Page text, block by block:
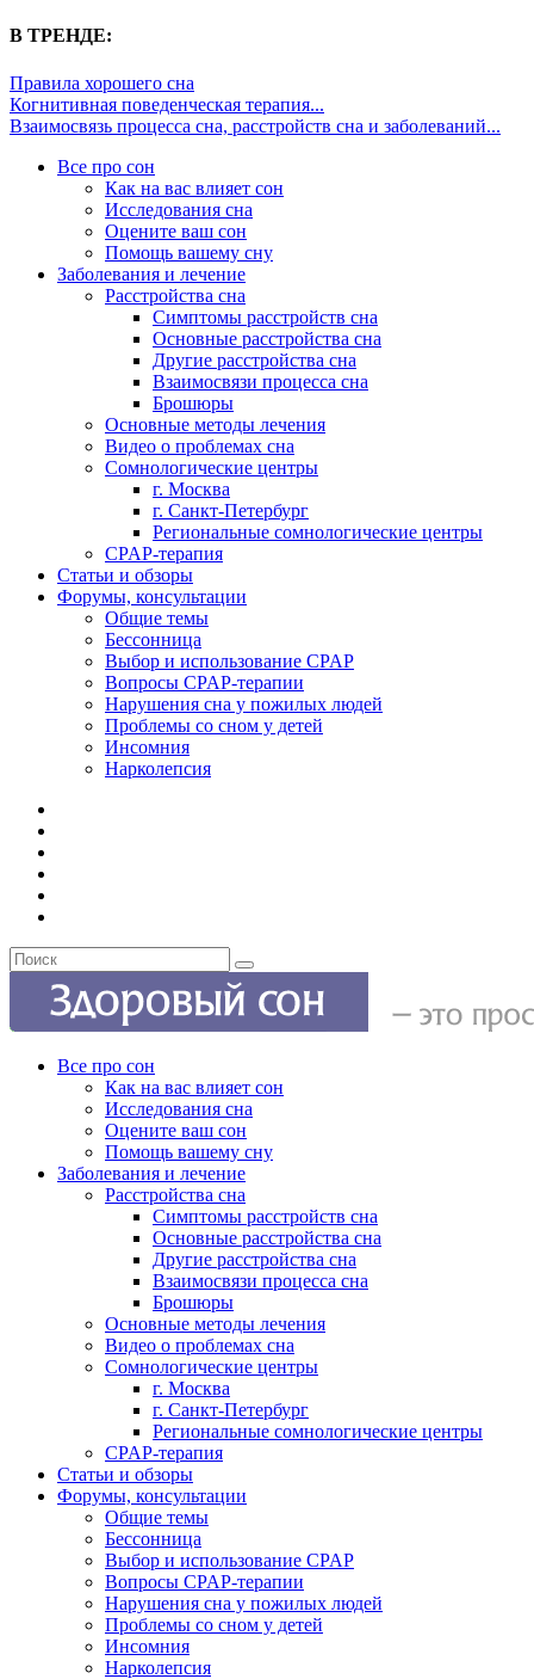
В ТРЕНДЕ:
Правила хорошего сна
Когнитивная поведенческая терапия...
Взаимосвязь процесса сна, расстройств сна и заболеваний...
Все про сон
Как на вас влияет сон
Исследования сна
Оцените ваш сон
Помощь вашему сну
Заболевания и лечение
Расстройства сна
Симптомы расстройств сна
Основные расстройства сна
Другие расстройства сна
Взаимосвязи процесса сна
Брошюры
Основные методы лечения
Видео о проблемах сна
Сомнологические центры
г. Москва
г. Санкт-Петербург
Региональные сомнологические центры
CPAP-терапия
Статьи и обзоры
Форумы, консультации
Общие темы
Бессонница
Выбор и использование CPAP
Вопросы CPAP-терапии
Нарушения сна у пожилых людей
Проблемы со сном у детей
Инсомния
Нарколепсия
Все про сон
Как на вас влияет сон
Исследования сна
Оцените ваш сон
Помощь вашему сну
Заболевания и лечение
Расстройства сна
Симптомы расстройств сна
Основные расстройства сна
Другие расстройства сна
Взаимосвязи процесса сна
Брошюры
Основные методы лечения
Видео о проблемах сна
Сомнологические центры
г. Москва
г. Санкт-Петербург
Региональные сомнологические центры
CPAP-терапия
Статьи и обзоры
Форумы, консультации
Общие темы
Бессонница
Выбор и использование CPAP
Вопросы CPAP-терапии
Нарушения сна у пожилых людей
Проблемы со сном у детей
Инсомния
Нарколепсия